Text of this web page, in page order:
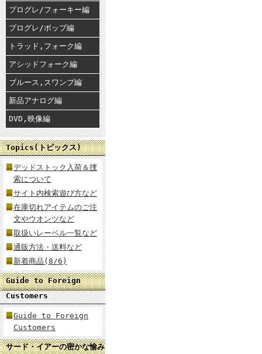
プログレ/フォーキー編
プログレ/ポップ編
トラッド,フォーク編
アシッドフォーク編
ブルース,スワンプ編
新品アナログ編
DVD,映像編
Topics(トピックス)
デッドストック入荷＆捜
索について
サイト内検索遊び方など
在庫切れアイテムのご注
文やウオンツなど
取扱いレーベル一覧など
通販方法・送料など
新着商品(8/6)
Guide to Foreign
Customers
Guide to Foreign
Customers
サード・イアーの密かな愉み